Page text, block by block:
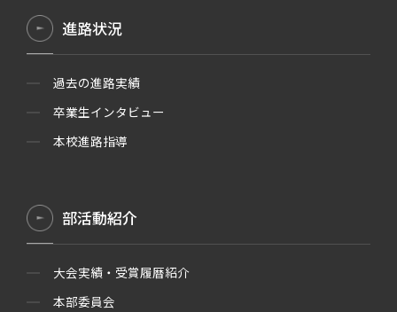
進路状況
過去の進路実績
卒業生インタビュー
本校進路指導
部活動紹介
大会実績・受賞履暦紹介
本部委員会